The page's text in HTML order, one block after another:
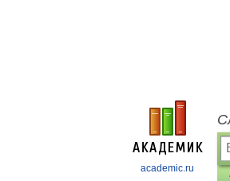
academic.ru